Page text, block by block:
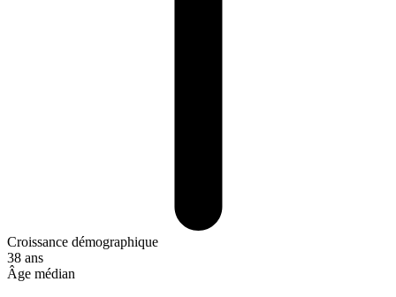
Croissance démographique
38 ans
Âge médian